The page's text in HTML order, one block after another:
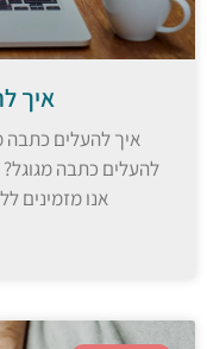
איך
איך להעלים כתבה
להעלים כתבה
אנו מזמינים